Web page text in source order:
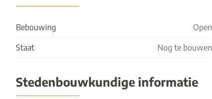
Bebouwing Open
Staat Nog te bouwen
Stedenbouwkundige informatie